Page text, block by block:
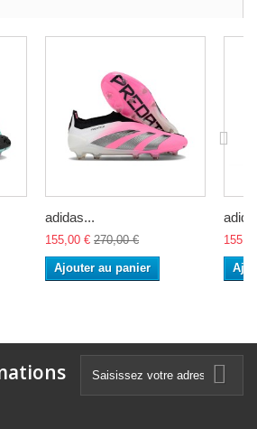
adidas...
155,00 € 270,00 €
Ajouter au panier